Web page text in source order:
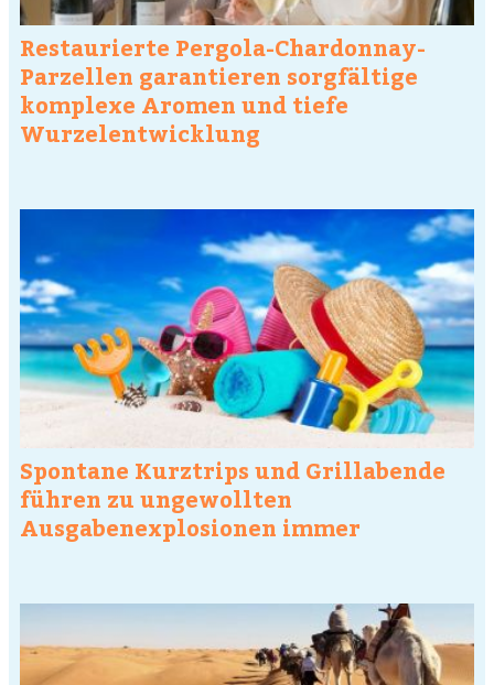
Restaurierte Pergola-Chardonnay-
Parzellen garantieren sorgfältige
komplexe Aromen und tiefe
Wurzelentwicklung
Spontane Kurztrips und Grillabende
führen zu ungewollten
Ausgabenexplosionen immer